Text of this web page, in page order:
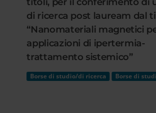
di ricerca post lauream dal
“Nanomateriali magnetici
applicazioni di ipertermia-
trattamento sistemico”
Borse di studio/di ricerca Borse di